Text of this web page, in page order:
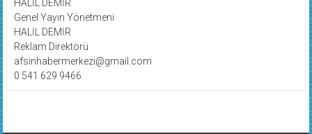
HALİL DEMİR
Genel Yayın Yönetmeni
HALİL DEMİR
Reklam Direktörü
afsinhabermerkezi@gmail.com
0 541 629 9466